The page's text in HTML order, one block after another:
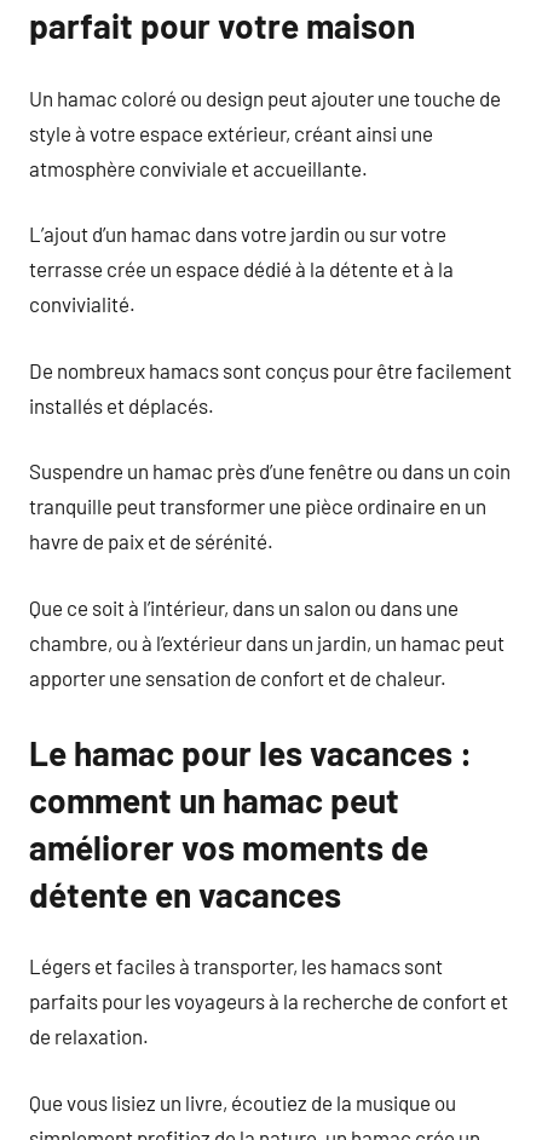
parfait pour votre maison
Un hamac coloré ou design peut ajouter une touche de
style à votre espace extérieur, créant ainsi une
atmosphère conviviale et accueillante.
L’ajout d’un hamac dans votre jardin ou sur votre
terrasse crée un espace dédié à la détente et à la
convivialité.
De nombreux hamacs sont conçus pour être facilement
installés et déplacés.
Suspendre un hamac près d’une fenêtre ou dans un coin
tranquille peut transformer une pièce ordinaire en un
havre de paix et de sérénité.
Que ce soit à l’intérieur, dans un salon ou dans une
chambre, ou à l’extérieur dans un jardin, un hamac peut
apporter une sensation de confort et de chaleur.
Le hamac pour les vacances :
comment un hamac peut
améliorer vos moments de
détente en vacances
Légers et faciles à transporter, les hamacs sont
parfaits pour les voyageurs à la recherche de confort et
de relaxation.
Que vous lisiez un livre, écoutiez de la musique ou